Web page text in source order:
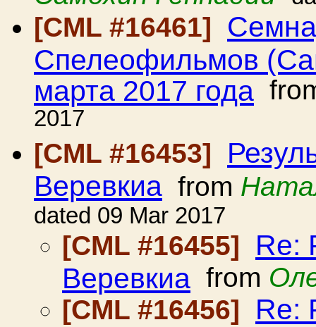
[CML #16461]
Спелеофильмов
марта 2017 года
2017
[CML #16453]
Веревкиа from
dated 09 Mar 2017
[CML #16455] Re:
Веревкиа from
[CML #16456]
Re: